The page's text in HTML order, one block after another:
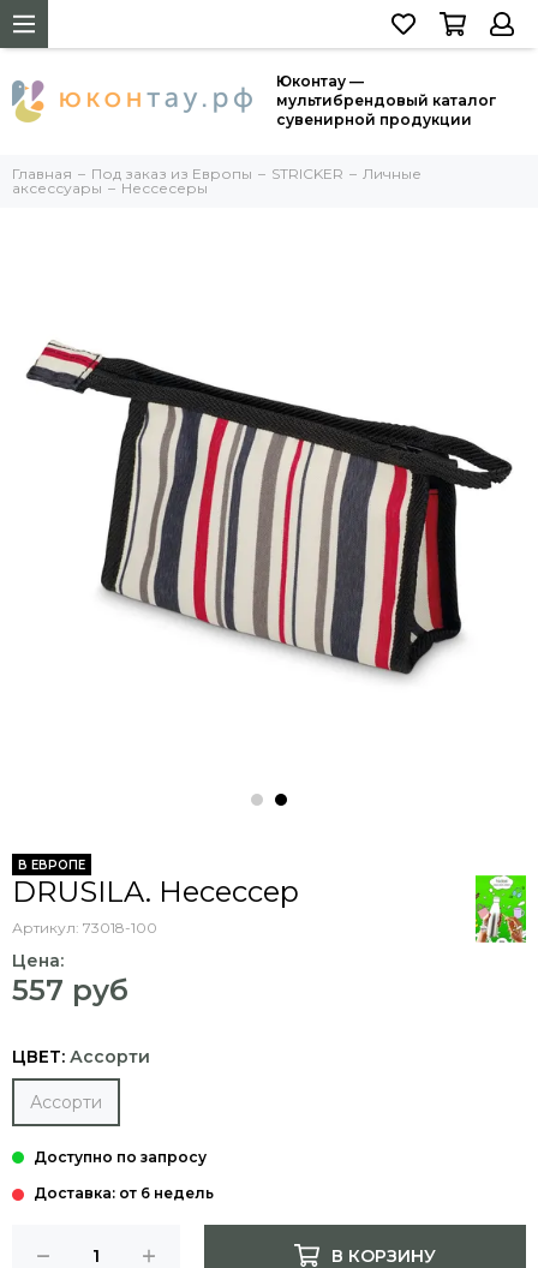
Юконтау —
мультибрендовый каталог
сувенирной продукции
Главная Под заказ из Европы STRICKER
Личные
аксессуары
Нессесеры
В ЕВРОПЕ
DRUSILA. Несессер
Артикул: 73018-100
Цена:
557 руб
ЦВЕТ: Ассорти
Ассорти
Доставка: от 6 недель
В КОРЗИНУ